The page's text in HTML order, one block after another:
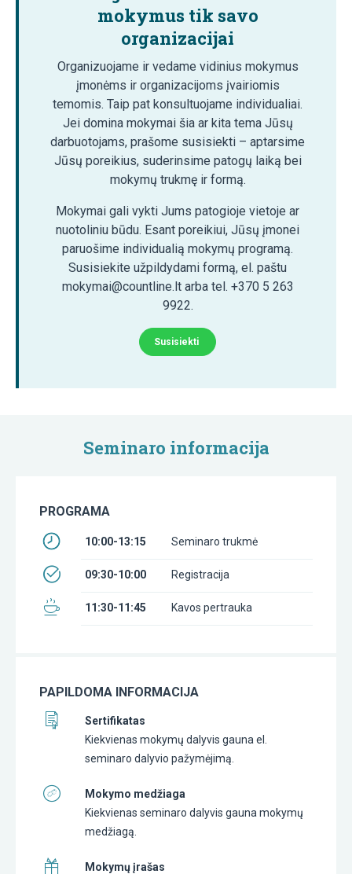
mokymus tik savo
organizacijai
Organizuojame ir vedame vidinius mokymus
įmonėms ir organizacijoms įvairiomis
temomis. Taip pat konsultuojame individualiai.
Jei domina mokymai šia ar kita tema Jūsų
darbuotojams, prašome susisiekti – aptarsime
Jūsų poreikius, suderinsime patogų laiką bei
mokymų trukmę ir formą.
Mokymai gali vykti Jums patogioje vietoje ar
nuotoliniu būdu. Esant poreikiui, Jūsų įmonei
paruošime individualią mokymų programą.
Susisiekite užpildydami formą, el. paštu
mokymai@countline.lt arba tel. +370 5 263
9922.
Susisiekti
Seminaro informacija
PROGRAMA
10:00-13:15 Seminaro trukmė
09:30-10:00 Registracija
11:30-11:45 Kavos pertrauka
PAPILDOMA INFORMACIJA
Sertifikatas
Kiekvienas mokymų dalyvis gauna el.
seminaro dalyvio pažymėjimą.
Mokymo medžiaga
Kiekvienas seminaro dalyvis gauna mokymų
medžiagą.
Mokymų įrašas